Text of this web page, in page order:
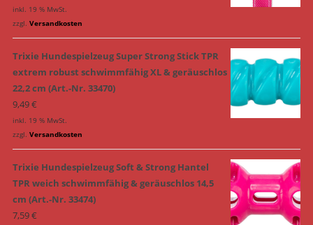
inkl. 19 % MwSt.
zzgl. Versandkosten
Trixie Hundespielzeug Super Strong Stick TPR
extrem robust schwimmfähig XL & geräuschlos
22,2 cm (Art.-Nr. 33470)
9,49€
inkl. 19 % MwSt.
zzgl. Versandkosten
Trixie Hundespielzeug Soft & Strong Hantel
TPR weich schwimmfähig & geräuschlos 14,5
cm (Art.-Nr. 33474)
7,59€